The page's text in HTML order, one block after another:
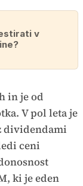
v
in je od
V pol leta je
dividendami
ceni
ki je eden